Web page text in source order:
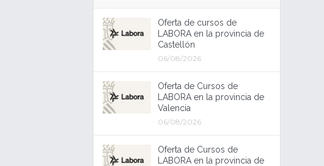
Oferta de cursos de
LABORA en la provincia de
Castellón
06/08/2026
Oferta de Cursos de
LABORA en la provincia de
Valencia
06/08/2026
Oferta de Cursos de
LABORA en la provincia de